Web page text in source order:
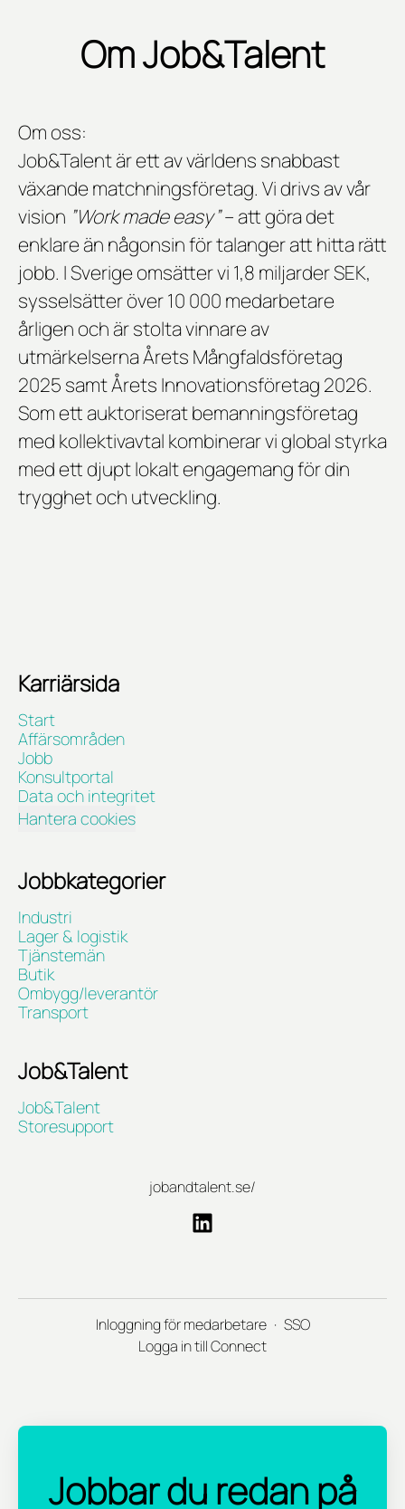
Om Job&Talent
Om oss:
Job&Talent är ett av världens snabbast
växande matchningsföretag. Vi drivs av vår
vision ”Work made easy”– att göra det
enklare än någonsin för talanger att hitta rätt
jobb. I Sverige omsätter vi 1,8 miljarder SEK,
sysselsätter över 10 000 medarbetare
årligen och är stolta vinnare av
utmärkelsernaÅrets Mångfaldsföretag
2025 samtÅrets Innovationsföretag 2026.
Som ett auktoriserat bemanningsföretag
med kollektivavtal kombinerar vi global styrka
med ett djupt lokalt engagemang för din
trygghet och utveckling.
Karriärsida
Start
Affärsområden
Jobb
Konsultportal
Data och integritet
Hantera cookies
Jobbkategorier
Industri
Lager & logistik
Tjänstemän
Butik
Ombygg/leverantör
Transport
Job&Talent
Job&Talent
Storesupport
jobandtalent.se/
Inloggning för medarbetare · SSO
Logga in till Connect
Jobbar du redan på